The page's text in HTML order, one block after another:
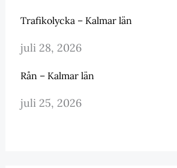
Trafikolycka – Kalmar län
juli 28, 2026
Rån – Kalmar län
juli 25, 2026